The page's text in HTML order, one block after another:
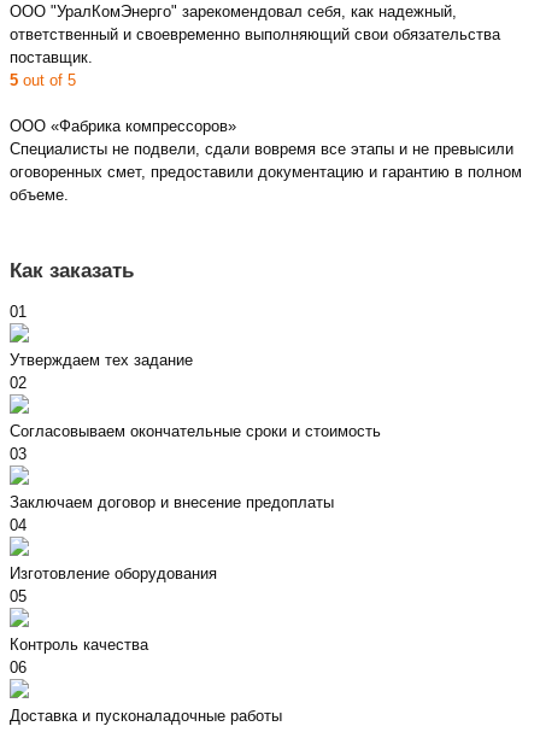
ООО "УралКомЭнерго" зарекомендовал себя, как надежный,
ответственный и своевременно выполняющий свои обязательства
поставщик.
5 out of 5
ООО «Фабрика компрессоров»
Специалисты не подвели, сдали вовремя все этапы и не превысили
оговоренных смет, предоставили документацию и гарантию в полном
объеме.
Как заказать
01
Утверждаем тех задание
02
Согласовываем окончательные сроки и стоимость
03
Заключаем договор и внесение предоплаты
04
Изготовление оборудования
05
Контроль качества
06
Доставка и пусконаладочные работы